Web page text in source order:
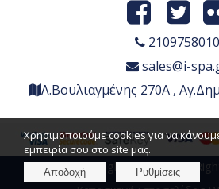
2109758010
sales@i-
Λ.Βουλιαγμένης 270Α ,
Copyright © 2026 , All
Χρησιμοποιούμε cookies για να
εμπειρία σου στο site μας.
Αποδοχή Ρυθμίσεις